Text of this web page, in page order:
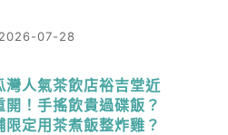
2026-07-28
灣人氣茶飲店裕吉堂近
開！手搖飲貴過碟飯？
限定用茶煮飯整炸雞？